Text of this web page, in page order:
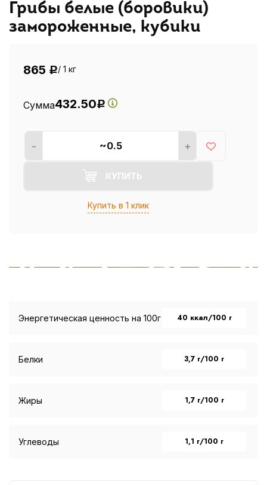
Грибы белые (боровики)
замороженные, кубики
865 Р/ 1 кг
Сумма432.50Р
КУПИТЬ
Купить в 1 клик
- +
Энергетическая ценность на 100г 40 ккал/100 г
Белки 3,7 г/100 г
Жиры 1,7 г/100 г
Углеводы 1,1 г/100 г